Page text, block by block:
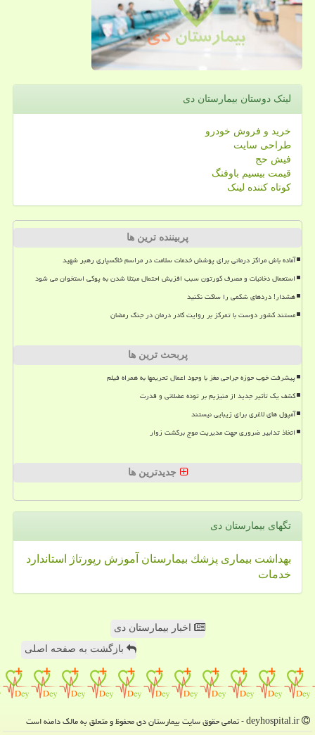
لینک دوستان بیمارستان دی
خرید و فروش خودرو
طراحی سایت
فیش حج
قیمت بیسیم باوفنگ
کوتاه کننده لینک
پربیننده ترین ها
آماده باش مراکز درمانی برای پوشش خدمات سلامت در مراسم خاکسپاری رهبر شهید
استعمال دخانیات و مصرف کورتون سبب افزیش احتمال مبتلا شدن به پوکی استخوان می شود
هشدار! دردهای شکمی را ساکت نکنید
مستند کشور دوست با تمرکز بر روایت کادر درمان در جنگ رمضان
پربحث ترین ها
پیشرفت خوب حوزه جراحی مغز با وجود اعمال تحریمها به همراه فیلم
کشف یک تأثیر جدید از منیزیم بر توده عضلانی و قدرت
آمپول های لاغری برای زیبایی نیستند
اتخاذ تدابیر ضروری جهت مدیریت موج برگشت زوار
جدیدترین ها
تگهای بیمارستان دی
بهداشت بیماری پزشك بیمارستان آموزش رپورتاژ
استاندارد
خدمات
اخبار بیمارستان دی
بازگشت به صفحه اصلی